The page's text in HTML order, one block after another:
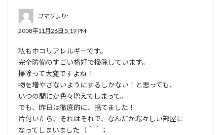
ヨマリより:
2008年11月26日 5:19 PM
私もホコリアレルギーです。
完全防備のすごい格好で掃除しています。
掃除って大変ですよね！
物を増やさないようにするしかない！と思っても、
いつの間にか色々増えてしまって。
でも、昨日は徹底的に、捨てました！
片付いたら、それはそれで、なんだか寒々しい部屋に
なってしまいました（＾＾；